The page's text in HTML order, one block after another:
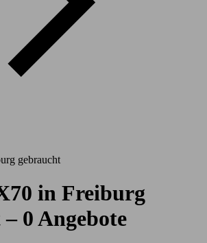
gebraucht
in Freiburg
0 Angebote